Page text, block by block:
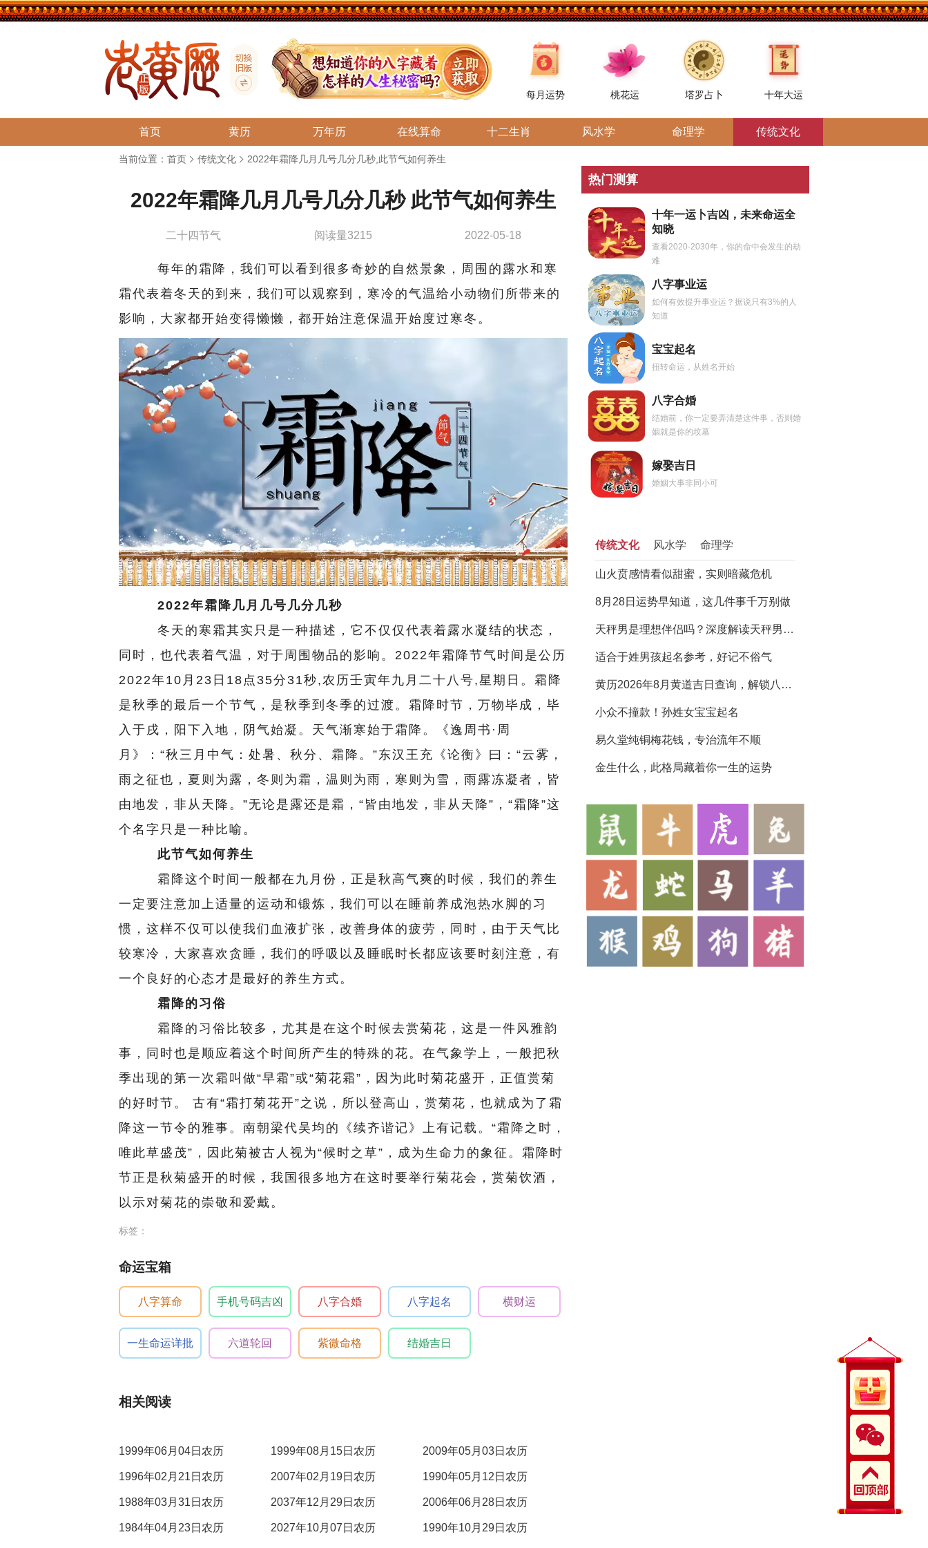
每月运势 桃花运 塔罗占卜 十年大运
首页 黄历 万年历 在线算命 十二生肖 风水学 命理学 传统文化
当前位置： 首页 传统文化 2022年霜降几月几号几分几秒,此节气如何养生
2022年霜降几月几号几分几秒 此节气如何养生
二十四节气 阅读量3215 2022-05-18
每年的霜降，我们可以看到很多奇妙的自然景象，周围的露水和寒
霜代表着冬天的到来，我们可以观察到，寒冷的气温给小动物们所带来的
影响，大家都开始变得懒懒，都开始注意保温开始度过寒冬。
2022年霜降几月几号几分几秒
冬天的寒霜其实只是一种描述，它不仅仅代表着露水凝结的状态，
同时，也代表着气温，对于周围物品的影响。2022年霜降节气时间是公历
2022年10月23日18点35分31秒,农历壬寅年九月二十八号,星期日。霜降
是秋季的最后一个节气，是秋季到冬季的过渡。霜降时节，万物毕成，毕
入于戌，阳下入地，阴气始凝。天气渐寒始于霜降。《逸周书·周
月》：“秋三月中气：处暑、秋分、霜降。”东汉王充《论衡》曰：“云雾，
雨之征也，夏则为露，冬则为霜，温则为雨，寒则为雪，雨露冻凝者，皆
由地发，非从天降。”无论是露还是霜，“皆由地发，非从天降”，“霜降”这
个名字只是一种比喻。
此节气如何养生
霜降这个时间一般都在九月份，正是秋高气爽的时候，我们的养生
一定要注意加上适量的运动和锻炼，我们可以在睡前养成泡热水脚的习
惯，这样不仅可以使我们血液扩张，改善身体的疲劳，同时，由于天气比
较寒冷，大家喜欢贪睡，我们的呼吸以及睡眠时长都应该要时刻注意，有
一个良好的心态才是最好的养生方式。
霜降的习俗
霜降的习俗比较多，尤其是在这个时候去赏菊花，这是一件风雅韵
事，同时也是顺应着这个时间所产生的特殊的花。在气象学上，一般把秋
季出现的第一次霜叫做“早霜”或“菊花霜”，因为此时菊花盛开，正值赏菊
的好时节。 古有“霜打菊花开”之说，所以登高山，赏菊花，也就成为了霜
降这一节令的雅事。南朝梁代吴均的《续齐谐记》上有记载。“霜降之时，
唯此草盛茂”，因此菊被古人视为“候时之草”，成为生命力的象征。霜降时
节正是秋菊盛开的时候，我国很多地方在这时要举行菊花会，赏菊饮酒，
以示对菊花的崇敬和爱戴。
标签：
命运宝箱
八字算命 手机号码吉凶 八字合婚 八字起名 横财运
一生命运详批 六道轮回 紫微命格 结婚吉日
相关阅读
1999年06月04日农历 1999年08月15日农历 2009年05月03日农历
1996年02月21日农历 2007年02月19日农历 1990年05月12日农历
1988年03月31日农历 2037年12月29日农历 2006年06月28日农历
1984年04月23日农历 2027年10月07日农历 1990年10月29日农历
热门测算
十年一运卜吉凶，未来命运全
知晓
查看2020-2030年，你的命中会发生的劫
难
八字事业运
如何有效提升事业运？据说只有3%的人
知道
宝宝起名
扭转命运，从姓名开始
八字合婚
结婚前，你一定要弄清楚这件事，否则婚
姻就是你的坟墓
嫁娶吉日
婚姻大事非同小可
传统文化 风水学 命理学
山火贲感情看似甜蜜，实则暗藏危机
8月28日运势早知道，这几件事千万别做
天秤男是理想伴侣吗？深度解读天秤男生性格特点
适合于姓男孩起名参考，好记不俗气
黄历2026年8月黄道吉日查询，解锁八月吉运
小众不撞款！孙姓女宝宝起名
易久堂纯铜梅花钱，专治流年不顺
金生什么，此格局藏着你一生的运势